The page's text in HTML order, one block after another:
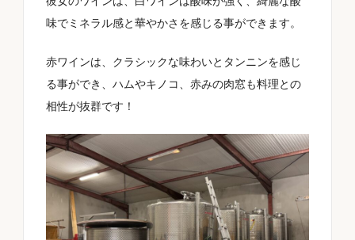
味でミネラル感と華やかさを感じる事ができます。
赤ワインは、クラシックな味わいとタンニンを感じ
る事ができ、ハムやキノコ、赤みの肉窓も料理との
相性が抜群です！